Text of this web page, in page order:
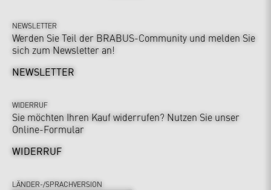
NEWSLETTER
Werden Sie Teil der BRABUS-Community und melden Sie
sich zum Newsletter an!
NEWSLETTER
WIDERRUF
Sie möchten Ihren Kauf widerrufen? Nutzen Sie unser
Online-Formular
WIDERRUF
LÄNDER-/SPRACHVERSION